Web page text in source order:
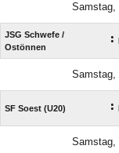
Samstag,
JSG Schwefe /​
Ostönnen
:
Samstag,
SF Soest (U20) :
Samstag,